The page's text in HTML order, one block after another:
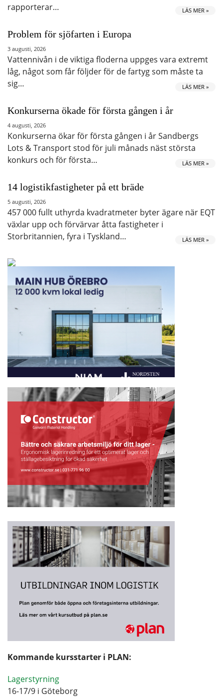
rapporterar…
LÄS MER »
Problem för sjöfarten i Europa
3 augusti, 2026
Vattennivån i de viktiga floderna uppges vara extremt
låg, något som får följder för de fartyg som måste ta
sig…
LÄS MER »
Konkurserna ökade för första gången i år
4 augusti, 2026
Konkurserna ökar för första gången i år Sandbergs
Lots & Transport stod för juli månads näst största
konkurs och för första…
LÄS MER »
14 logistikfastigheter på ett bräde
5 augusti, 2026
457 000 fullt uthyrda kvadratmeter byter ägare när EQT
växlar upp och förvärvar åtta fastigheter i
Storbritannien, fyra i Tyskland…
LÄS MER »
Kommande kursstarter i PLAN:
Lagerstyrning
16-17/9 i Göteborg